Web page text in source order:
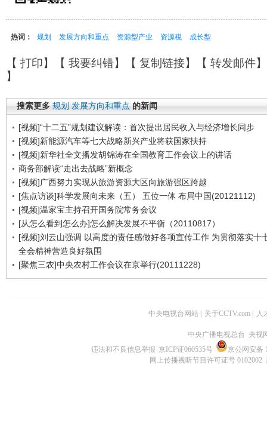
热词： 规划 发展方向和重点 资源型产业 资源税 成长型
【 打印】【 我要纠错】【 复制链接】【 转发邮件
】
搜索更多 规划 发展方向和重点 的新闻
[视频]“十二五”规划建议解读：首次提出居民收入与经济增长同步
[视频]新能源汽车等七大战略新兴产业将获国家扶持
[视频]新华社全文播发胡锦涛在全国教育工作会议上的讲话
商务部解读“走出去战略”新概念
[视频]广西努力实现从旅游资源大区向旅游强区跨越
[焦点访谈]科学发展向未来（五） 五位一体 布局中国(20121112)
[视频]温家宝主持召开国务院常务会议
[从怎么看到怎么办]怎么解决发展不平衡（20110817）
[视频]刘云山强调 以高度的责任感做好各项宣传工作 为贯彻落实十
全会精神营造良好氛围
[聚焦三农]中央农村工作会议在京举行(20111228)
中央电视台网站 关于CCTV.com 人
中央广播电视总台 央视
违法和不良信息举报 京ICP证060535号
京公网安备
网上传播视听节目许可证号 0102002